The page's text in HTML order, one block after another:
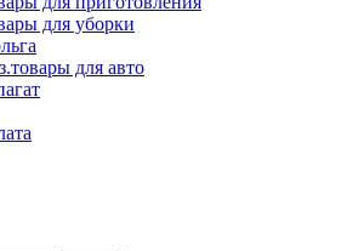
для уборки
для авто